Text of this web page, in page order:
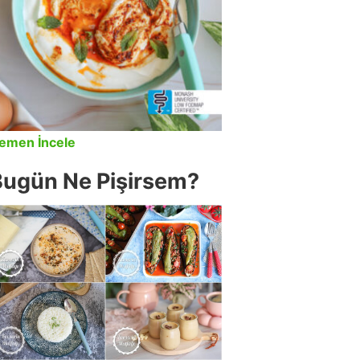
İncele
Ne Pişirsem?